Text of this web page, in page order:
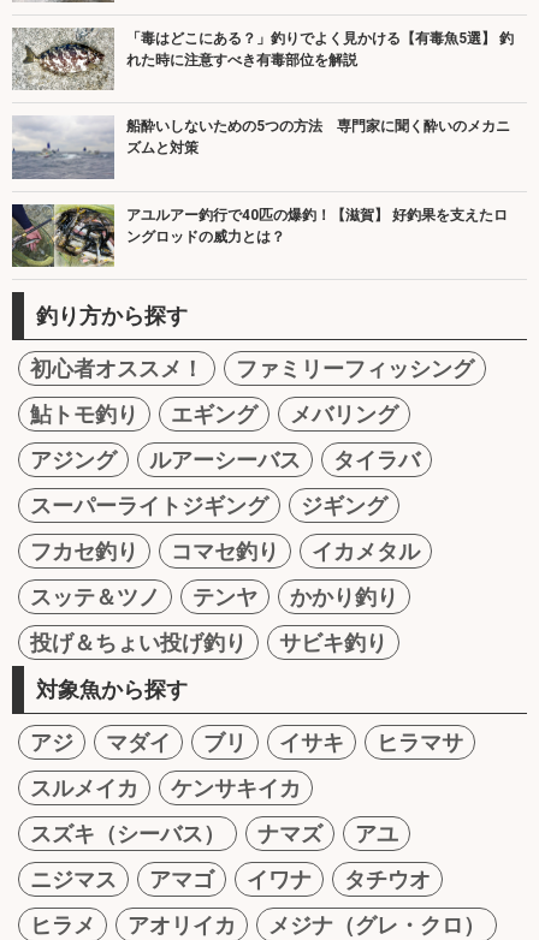
「毒はどこにある？」釣りでよく見かける【有毒魚5選】 釣
れた時に注意すべき有毒部位を解説
船酔いしないための5つの方法 専門家に聞く酔いのメカニ
ズムと対策
アユルアー釣行で40匹の爆釣！【滋賀】 好釣果を支えたロ
ングロッドの威力とは？
釣り方から探す
初心者オススメ！
ファミリーフィッシング
鮎トモ釣り
エギング
メバリング
アジング
ルアーシーバス
タイラバ
スーパーライトジギング
ジギング
フカセ釣り
コマセ釣り
イカメタル
スッテ＆ツノ
テンヤ
かかり釣り
投げ＆ちょい投げ釣り
サビキ釣り
対象魚から探す
アジ マダイ ブリ イサキ
ヒラマサ
スルメイカ
ケンサキイカ
スズキ（シーバス）
ナマズ
アユ
ニジマス
アマゴ イワナ
タチウオ
ヒラメ
アオリイカ
メジナ（グレ・クロ）